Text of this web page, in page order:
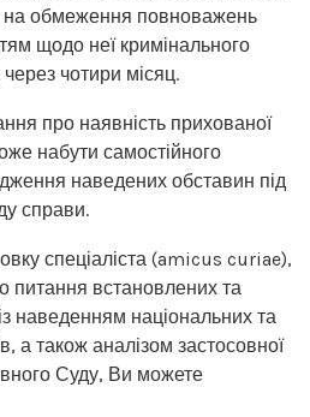
обмеження повноважень
щодо неї кримінального
чотири місяц.
про наявність прихованої
набути самостійного
наведених обставин під
справи.
спеціаліста (amicus curiae),
питання встановлених та
наведенням національних та
а також аналізом застосовної
Суду, Ви можете